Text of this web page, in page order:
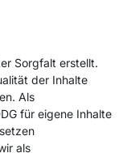
Sorgfalt erstellt.
der Inhalte
Als
für eigene Inhalte
als